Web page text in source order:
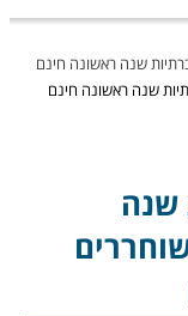
שנה ראשונה חינם
שנה ראשונה חינם
שנה